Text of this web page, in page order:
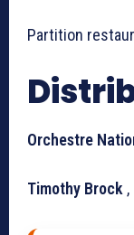
Partition
Orchestre
Timothy Brock